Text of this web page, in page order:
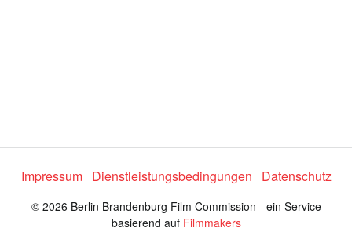
s
p
Impressum Dienstleistungsbedingungen Datenschutz
© 2026 Berlin Brandenburg Film Commission - ein Service
basierend auf Filmmakers